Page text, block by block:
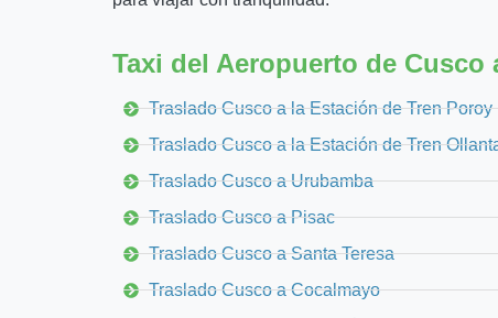
Taxi del Aeropuerto de Cusco
Traslado Cusco a la Estación de Tren Poroy
Traslado Cusco a la Estación de Tren
Traslado Cusco a Urubamba
Traslado Cusco a Pisac
Traslado Cusco a Santa Teresa
Traslado Cusco a Cocalmayo